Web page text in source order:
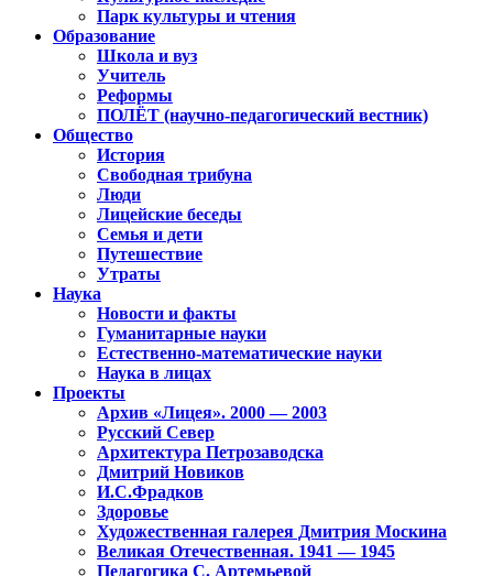
Парк культуры и чтения
Образование
Школа и вуз
Учитель
Реформы
ПОЛЁТ (научно-педагогический вестник)
Общество
История
Свободная трибуна
Люди
Лицейские беседы
Семья и дети
Путешествие
Утраты
Наука
Новости и факты
Гуманитарные науки
Естественно-математические науки
Наука в лицах
Проекты
Архив «Лицея». 2000 — 2003
Русский Север
Архитектура Петрозаводска
Дмитрий Новиков
И.С.Фрадков
Здоровье
Художественная галерея Дмитрия Москина
Великая Отечественная. 1941 — 1945
Педагогика С. Артемьевой